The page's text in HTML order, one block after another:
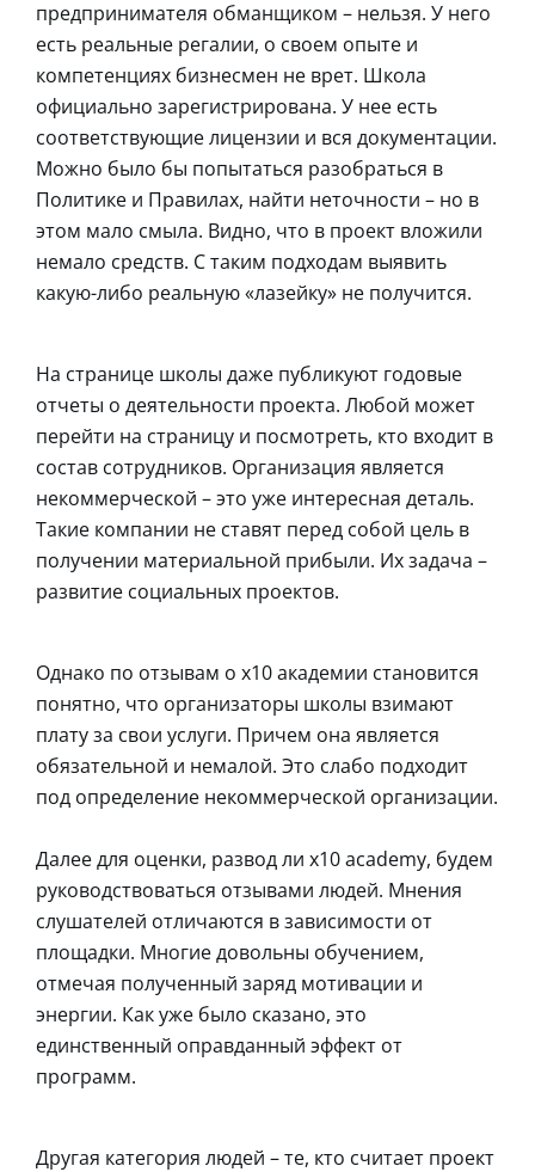
предпринимателя обманщиком – нельзя. У него
есть реальные регалии, о своем опыте и
компетенциях бизнесмен не врет. Школа
официально зарегистрирована. У нее есть
соответствующие лицензии и вся документации.
Можно было бы попытаться разобраться в
Политике и Правилах, найти неточности – но в
этом мало смыла. Видно, что в проект вложили
немало средств. С таким подходам выявить
какую-либо реальную «лазейку» не получится.
На странице школы даже публикуют годовые
отчеты о деятельности проекта. Любой может
перейти на страницу и посмотреть, кто входит в
состав сотрудников. Организация является
некоммерческой – это уже интересная деталь.
Такие компании не ставят перед собой цель в
получении материальной прибыли. Их задача –
развитие социальных проектов.
Однако по отзывам о x10 академии становится
понятно, что организаторы школы взимают
плату за свои услуги. Причем она является
обязательной и немалой. Это слабо подходит
под определение некоммерческой организации.
Далее для оценки, развод ли x10 academy, будем
руководствоваться отзывами людей. Мнения
слушателей отличаются в зависимости от
площадки. Многие довольны обучением,
отмечая полученный заряд мотивации и
энергии. Как уже было сказано, это
единственный оправданный эффект от
программ.
Другая категория людей – те, кто считает проект